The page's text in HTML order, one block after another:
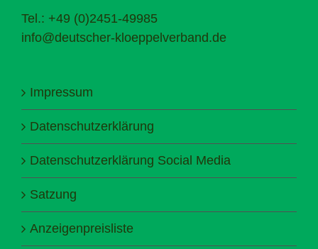
Tel.: +49 (0)2451-49985
info@deutscher-kloeppelverband.de
Impressum
Datenschutzerklärung
Datenschutzerklärung Social Media
Satzung
Anzeigenpreisliste